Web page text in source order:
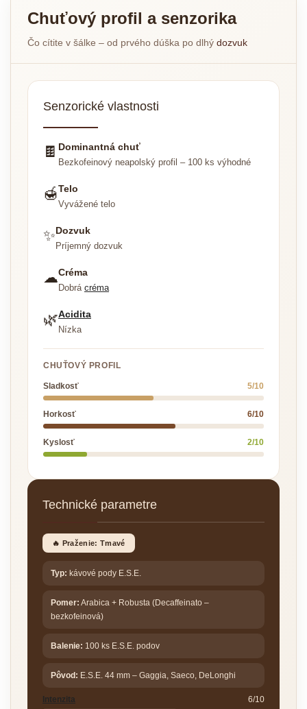
Chuťový profil a senzorika
Čo cítite v šálke – od prvého dúška po dlhý dozvuk
Senzorické vlastnosti
🍫 Dominantná chuť
Bezkofeinový neapolský profil – 100 ks výhodné
🍯Telo
Vyvážené telo
✨Dozvuk
Príjemný dozvuk
☁Créma
Dobrá créma
🌿Acidita
Nízka
CHUŤOVÝ PROFIL
Sladkosť 5/10
Horkosť 6/10
Kyslosť 2/10
Technické parametre
🔥 Praženie: Tmavé
Typ: kávové pody E.S.E.
Pomer: Arabica + Robusta (Decaffeinato –
bezkofeinová)
Balenie: 100 ks E.S.E. podov
Pôvod: E.S.E. 44 mm – Gaggia, Saeco, DeLonghi
Intenzita 6/10